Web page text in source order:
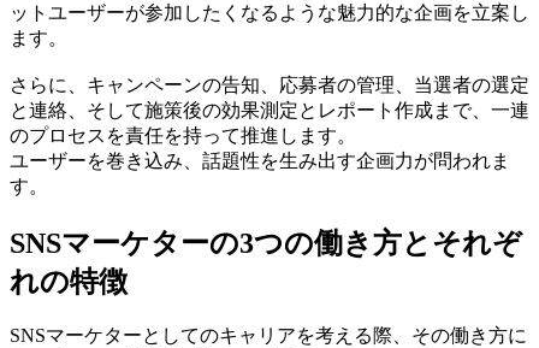
ットユーザーが参加したくなるような魅力的な企画を立案し
ます。
さらに、キャンペーンの告知、応募者の管理、当選者の選定
と連絡、そして施策後の効果測定とレポート作成まで、一連
のプロセスを責任を持って推進します。
ユーザーを巻き込み、話題性を生み出す企画力が問われま
す。
SNSマーケターの3つの働き方とそれぞ
れの特徴
SNSマーケターとしてのキャリアを考える際、その働き方に